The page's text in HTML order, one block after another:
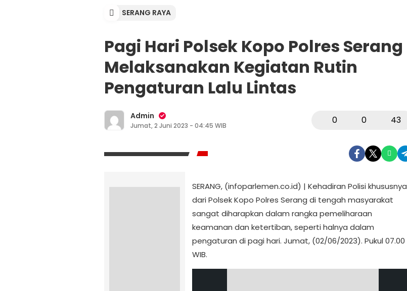
SERANG RAYA
Pagi Hari Polsek Kopo Polres Serang
Melaksanakan Kegiatan Rutin
Pengaturan Lalu Lintas
Admin
Jumat, 2 Juni 2023 - 04:45 WIB 0 0 43
SERANG, (infoparlemen.co.id) | Kehadiran Polisi khususnya
dari Polsek Kopo Polres Serang di tengah masyarakat
sangat diharapkan dalam rangka pemeliharaan
keamanan dan ketertiban, seperti halnya dalam
pengaturan di pagi hari. Jumat, (02/06/2023). Pukul 07.00
WIB.